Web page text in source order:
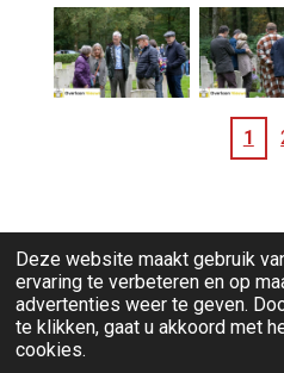
Deze website maakt gebruik
ervaring te verbeteren en op
advertenties weer te geven.
te klikken, gaat u akkoord met
cookies.
1